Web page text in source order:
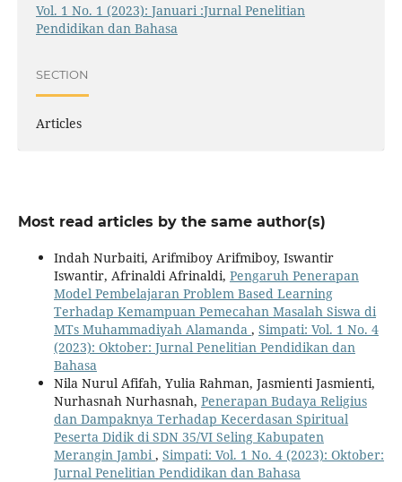
Vol. 1 No. 1 (2023): Januari :Jurnal Penelitian
Pendidikan dan Bahasa
SECTION
Articles
Most read articles by the same author(s)
Indah Nurbaiti, Arifmiboy Arifmiboy, Iswantir
Iswantir, Afrinaldi Afrinaldi, Pengaruh Penerapan
Model Pembelajaran Problem Based Learning
Terhadap Kemampuan Pemecahan Masalah Siswa di
MTs Muhammadiyah Alamanda , Simpati: Vol. 1 No. 4
(2023): Oktober: Jurnal Penelitian Pendidikan dan
Bahasa
Nila Nurul Afifah, Yulia Rahman, Jasmienti Jasmienti,
Nurhasnah Nurhasnah, Penerapan Budaya Religius
dan Dampaknya Terhadap Kecerdasan Spiritual
Peserta Didik di SDN 35/VI Seling Kabupaten
Merangin Jambi, Simpati: Vol. 1 No. 4 (2023): Oktober:
Jurnal Penelitian Pendidikan dan Bahasa